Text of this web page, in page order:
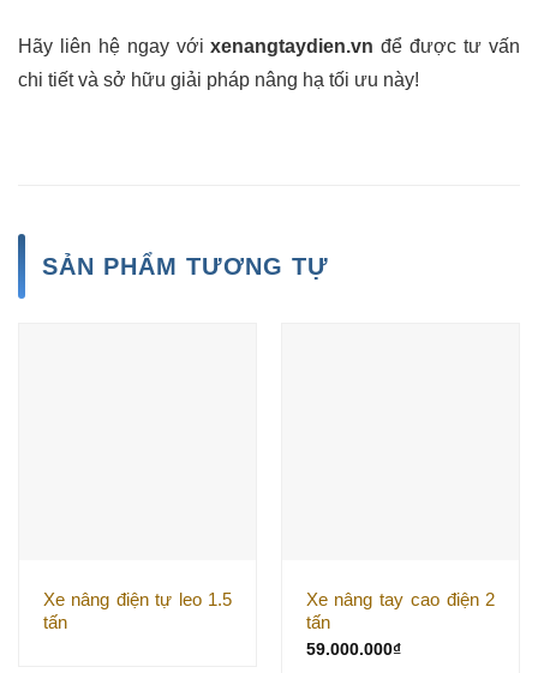
Hãy liên hệ ngay vớixenangtaydien.vn để được tư vấn
chi tiết và sở hữu giải pháp nâng hạ tối ưu này!
SẢN PHẨM TƯƠNG TỰ
Xe nâng điện tự leo 1.5
tấn
Xe nâng tay cao điện 2
tấn
59.000.000₫